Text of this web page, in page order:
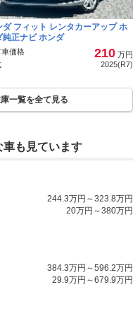
ダ フィット レンタカーアップ ホ
純正ナビ ホンダ
車価格 210 万円
2025(R7)
一覧を全て見る
も見ています
244.3万円～323.8万円
20万円～380万円
384.3万円～596.2万円
29.9万円～679.9万円